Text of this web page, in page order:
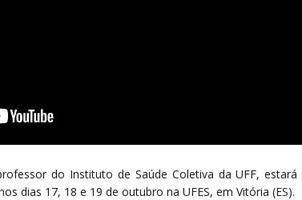
do Instituto de Saúde Coletiva da UFF,
dias 17, 18 e 19 de outubro na UFES, em Vitória (ES).